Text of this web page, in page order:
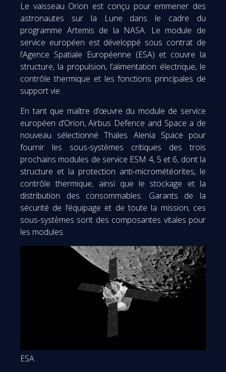
Le vaisseau Orion est conçu pour emmener des
astronautes sur la Lune dans le cadre du
programme Artemis de la NASA. Le module de
service européen est développé sous contrat de
l’Agence Spatiale Européenne (ESA) et couvre la
structure, la propulsion, l’alimentation électrique, le
contrôle thermique et les fonctions principales de
support vie.
En tant que maître d’œuvre du module de service
européen d’Orion, Airbus Defence and Space a de
nouveau sélectionné Thales Alenia Space pour
fournir les sous-systèmes critiques des trois
prochains modules de service ESM 4, 5 et 6, dont la
structure et la protection anti-micrométéorites, le
contrôle thermique, ainsi que le stockage et la
distribution des consommables. Garants de la
sécurité de l’équipage et de toute la mission, ces
sous-systèmes sont des composantes vitales pour
les modules.
ESA